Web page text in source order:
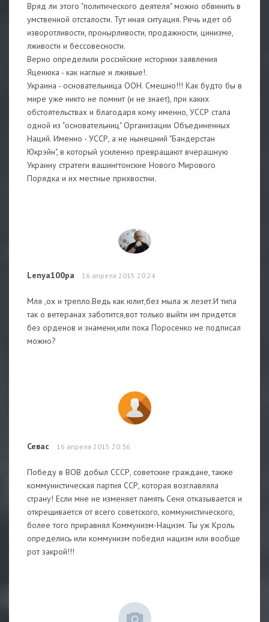
Вряд ли этого "политического деятеля" можно обвинить в
умственной отсталости. Тут иная ситуация. Речь идет об
изворотливости, пронырливости, продажности, цинизме,
лживости и бессовесности.
Верно определили российские историки заявления
Яценюка - как наглые и лживые!.
Украина - основательница ООН. Смешно!!! Как будто бы в
мире уже никто не помнит (и не знает), при каких
обстоятельствах и благодаря кому именно, УССР стала
одной из "основательниц" Организации Объединенных
Наций. Именно - УССР, а не нынешний "Бандерстан
Юкрэйн", в который усиленно превращают вчерашную
Украину стратеги вашингтонские Нового Мирового
Порядка и их местные прихвостни.
Lenya100pa 16 апреля 2015 20:24
Мля ,ох и трепло.Ведь как юлит,без мыла ж лезет.И типа
так о ветеранах заботится,вот только выйти им придется
без орденов и знамени,или пока Поросенко не подписал
можно?
Севас 16 апреля 2015 20:36
Победу в ВОВ добыл СССР, советские граждане, также
коммунистическая партия ССР, которая возглавляла
страну! Если мне не изменяет память Сеня отказывается и
открещивается от всего советского, коммунистического,
более того приравнял Коммунизм-Нацизм. Ты уж Кроль
определись или коммунизм победил нацизм или вообще
рот закрой!!!